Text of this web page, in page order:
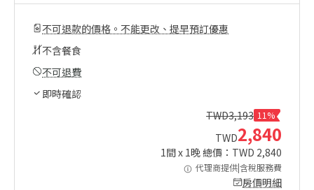
不可退款的價格。不能更改、提早預訂優惠
不含餐食
不可退費
即時確認
TWD3,193 11%
TWD2,840
1間 x 1晚 總價：TWD 2,840
代理商提供|含稅服務費
房價明細